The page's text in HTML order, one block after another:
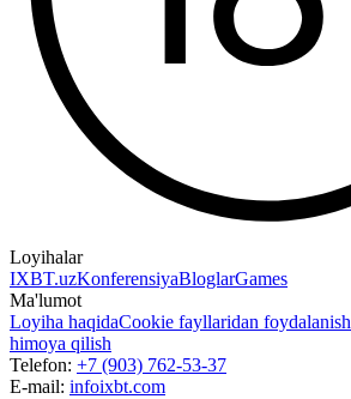
Loyihalar
IXBT.uzKonferensiyaBloglarGames
Ma'lumot
Loyiha haqidaCookie fayllaridan foydalanish
himoya qilish
Telefon: +7 (903) 762-53-37
E-mail: infoixbt.com